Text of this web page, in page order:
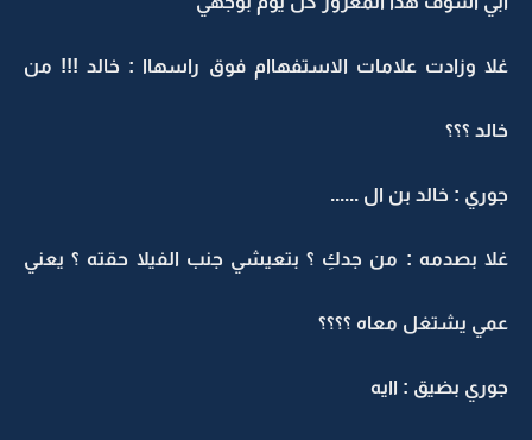
غلا وزادت علامات الاستفهاام فوق راسهاا : خالد !!! من
خالد ؟؟؟
جوري : خالد بن ال ......
غلا بصدمه : من جدكِ ؟ بتعيشي جنب الفيلا حقته ؟ يعني
عمي يشتغل معاه ؟؟؟؟
جوري بضيق : اايه